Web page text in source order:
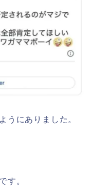
うにありました。
す。